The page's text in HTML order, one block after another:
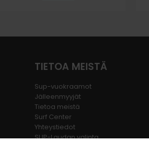
TIETOA MEISTÄ
Sup-vuokraamot
Jälleenmyyjät
Tietoa meistä
Surf Center
Yhteystiedot
SUP-Laudan valinta